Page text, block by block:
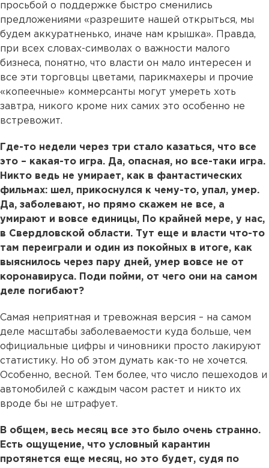
просьбой о поддержке быстро сменились
предложениями «разрешите нашей открыться, мы
будем аккуратненько, иначе нам крышка». Правда,
при всех словах-символах о важности малого
бизнеса, понятно, что власти он мало интересен и
все эти торговцы цветами, парикмахеры и прочие
«копеечные» коммерсанты могут умереть хоть
завтра, никого кроме них самих это особенно не
встревожит.
Где-то недели через три стало казаться, что все
это – какая-то игра. Да, опасная, но все-таки игра.
Никто ведь не умирает, как в фантастических
фильмах: шел, прикоснулся к чему-то, упал, умер.
Да, заболевают, но прямо скажем не все, а
умирают и вовсе единицы, По крайней мере, у нас,
в Свердловской области. Тут еще и власти что-то
там переиграли и один из покойных в итоге, как
выяснилось через пару дней, умер вовсе не от
коронавируса. Поди пойми, от чего они на самом
деле погибают?
Самая неприятная и тревожная версия – на самом
деле масштабы заболеваемости куда больше, чем
официальные цифры и чиновники просто лакируют
статистику. Но об этом думать как-то не хочется.
Особенно, весной. Тем более, что число пешеходов и
автомобилей с каждым часом растет и никто их
вроде бы не штрафует.
В общем, весь месяц все это было очень странно.
Есть ощущение, что условный карантин
протянется еще месяц, но это будет, судя по